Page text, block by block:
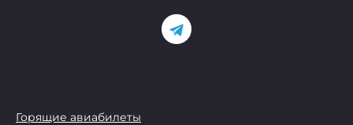
Горящие авиабилеты